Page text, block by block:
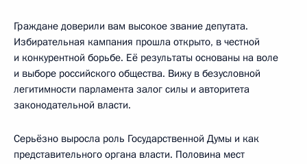
Граждане доверили вам высокое звание депутата.
Избирательная кампания прошла открыто, в честной
и конкурентной борьбе. Её результаты основаны на воле
и выборе российского общества. Вижу в безусловной
легитимности парламента залог силы и авторитета
законодательной власти.
Серьёзно выросла роль Государственной Думы и как
представительного органа власти. Половина мест